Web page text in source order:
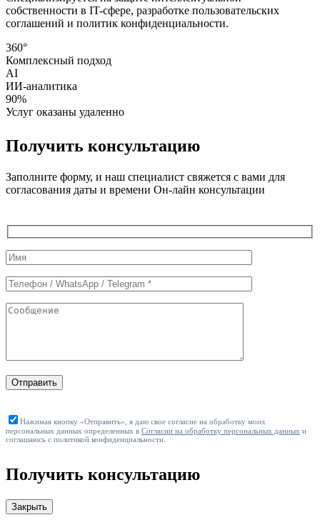
собственности в IT-сфере, разработке пользовательских
соглашений и политик конфиденциальности.
360°
Комплексный подход
AI
ИИ-аналитика
90%
Услуг оказаны удаленно
Получить консультацию
Заполните форму, и наш специалист свяжется с вами для
согласования даты и времени Он-лайн консультации
Служебные
поля
формы
Отправить
Нажимая кнопку «Отправить», я даю свое согласие на обработку моих
персональных данных определенных в Согласии на обработку персональных данных и
соглашаюсь с политикой конфиденциальности.
Получить консультацию
Закрыть